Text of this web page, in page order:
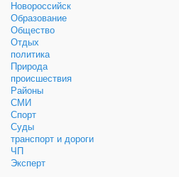
Новороссийск
Образование
Общество
Отдых
политика
Природа
происшествия
Районы
СМИ
Спорт
Суды
транспорт и дороги
ЧП
Эксперт